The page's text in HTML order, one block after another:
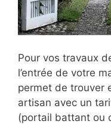
Pour vos travaux
l’entrée de votre
permet de trouver
artisan avec un
(portail battant ou